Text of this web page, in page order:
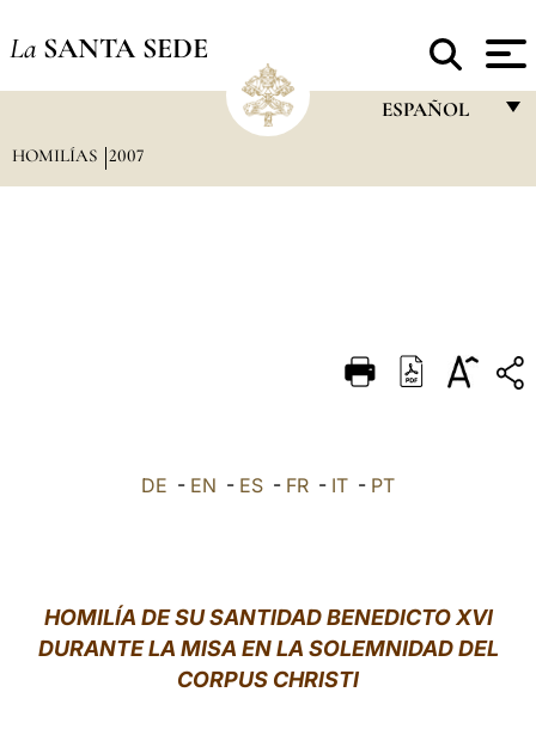
La SANTA SEDE
ESPAÑOL
DEUTSCH
العربيّة
HOMILÍAS 2007
DE - EN - ES - FR - IT - PT
HOMILÍA DE SU SANTIDAD BENEDICTO XVI
DURANTE LA MISA EN LA SOLEMNIDAD DEL
CORPUS CHRISTI